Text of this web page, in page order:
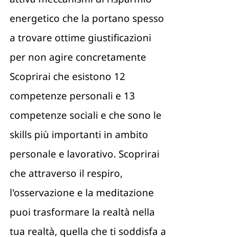
energetico che la portano spesso
a trovare ottime giustificazioni
per non agire concretamente
Scoprirai che esistono 12
competenze personali e 13
competenze sociali e che sono le
skills più importanti in ambito
personale e lavorativo. Scoprirai
che attraverso il respiro,
l'osservazione e la meditazione
puoi trasformare la realtà nella
tua realtà, quella che ti soddisfa a